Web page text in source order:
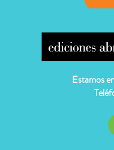
Estamos